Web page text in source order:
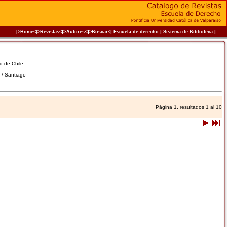
|>Home<|>Revistas<|>Autores<|>Buscar<|Escuela de derecho|Sistema de Biblioteca|
de Chile
/ Santiago
Página 1, resultados 1 al 10